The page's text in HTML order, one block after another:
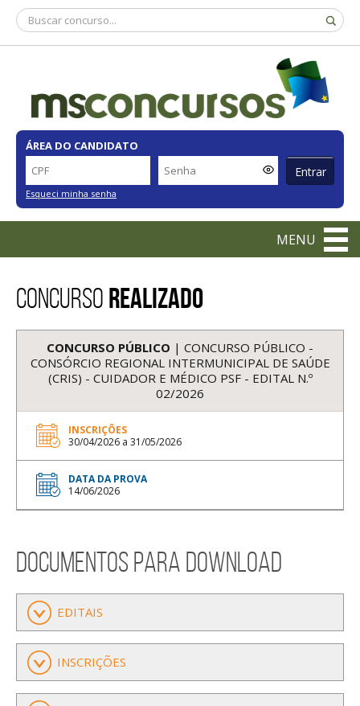
ÁREA DO CANDIDATO
Entrar
Esqueci minha senha
MENU
CONCURSO REALIZADO
CONCURSO PÚBLICO | CONCURSO PÚBLICO -
CONSÓRCIO REGIONAL INTERMUNICIPAL DE SAÚDE
(CRIS) - CUIDADOR E MÉDICO PSF - EDITAL N.º
02/2026
INSCRIÇÕES
30/04/2026 a 31/05/2026
DATA DA PROVA
14/06/2026
documentos para download
EDITAIS
INSCRIÇÕES